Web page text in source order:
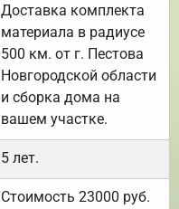
Доставка комплекта
материала в радиусе
500 км. от г. Пестова
Новгородской области
и сборка дома на
вашем участке.
5 лет.
Стоимость 23000 руб.